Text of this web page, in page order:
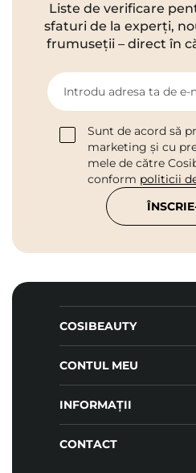
Liste de verificare
sfaturi de la experți,
frumuseții – direct în
Introdu adresa ta de e-
Sunt de acord să
marketing și cu
mele de către
conform politicii
COSIBEAUTY
CONTUL MEU
INFORMAȚII
CONTACT